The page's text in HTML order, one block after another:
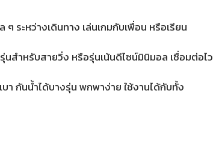
ระหว่างเดินทาง เล่นเกมกับเพื่อน หรือเรียน
สำหรับสายวิ่ง หรือรุ่นเน้นดีไซน์มินิมอล เชื่อมต่อไว
บา กันน้ำได้บางรุ่น พกพาง่าย ใช้งานได้กับทั้ง